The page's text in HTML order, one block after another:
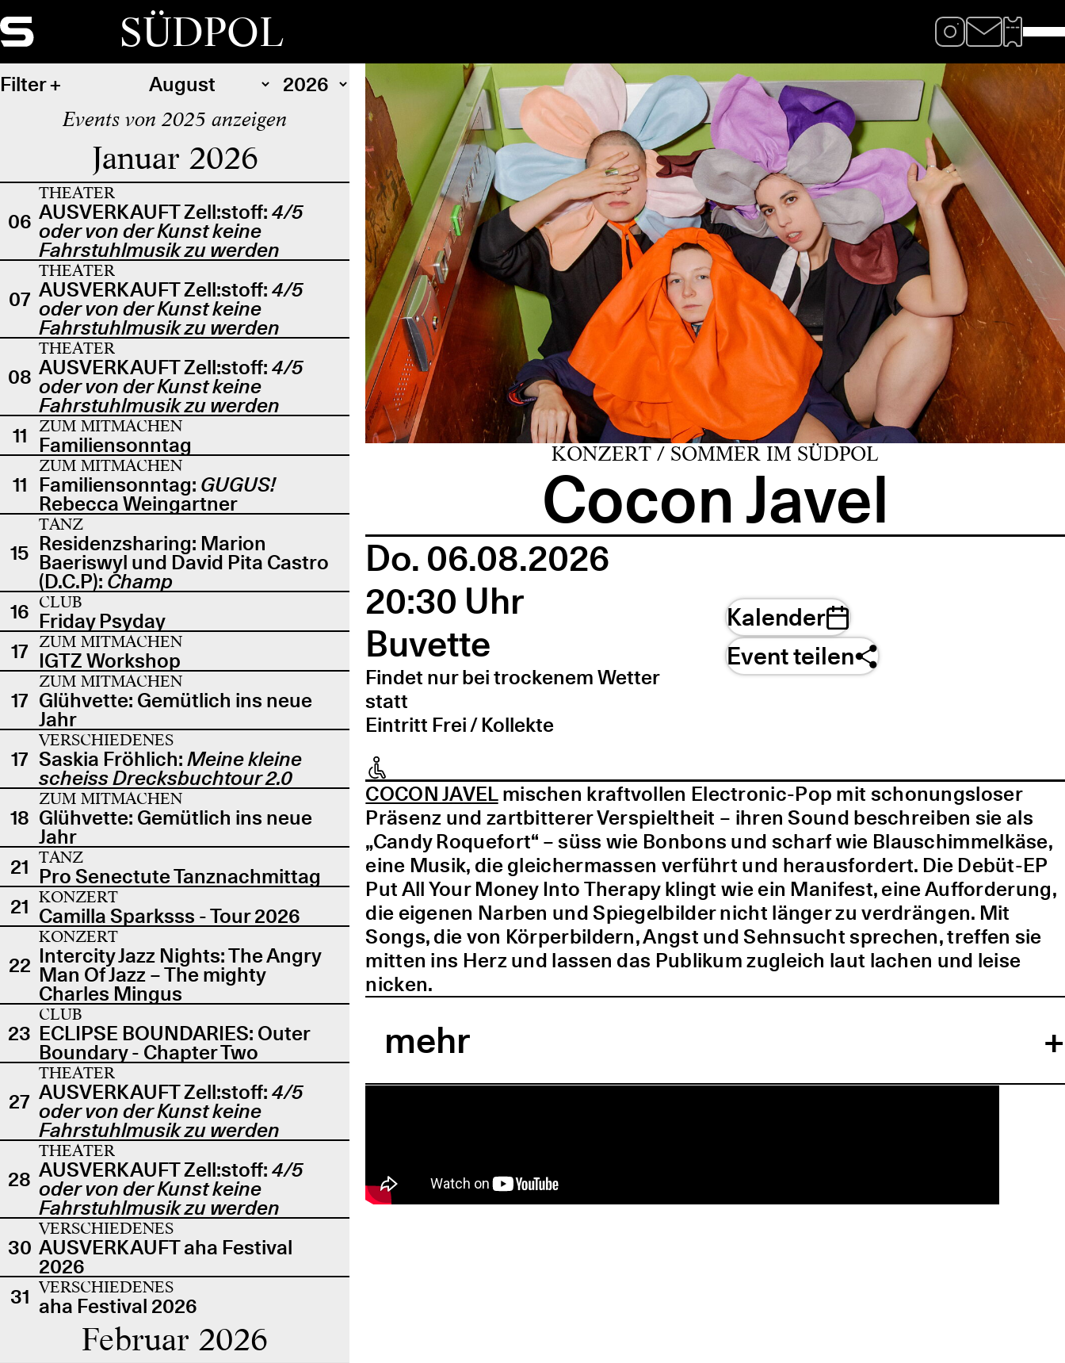
SÜDPOL
Filter
Events von 2025 anzeigen
Januar 2026
06
THEATER
AUSVERKAUFT Zell:stoff: 4/5
oder von der Kunst keine
Fahrstuhlmusik zu werden
07
THEATER
AUSVERKAUFT Zell:stoff: 4/5
oder von der Kunst keine
Fahrstuhlmusik zu werden
08
THEATER
AUSVERKAUFT Zell:stoff: 4/5
oder von der Kunst keine
Fahrstuhlmusik zu werden
11
ZUM MITMACHEN
Familiensonntag
11
ZUM MITMACHEN
Familiensonntag: GUGUS!
Rebecca Weingartner
15
TANZ
Residenzsharing: Marion
Baeriswyl und David Pita Castro
(D.C.P): Champ
16 CLUB
Friday Psyday
17 ZUM MITMACHEN
IGTZ Workshop
17
ZUM MITMACHEN
Glühvette: Gemütlich ins neue
Jahr
17
VERSCHIEDENES
Saskia Fröhlich: Meine kleine
scheiss Drecksbuchtour 2.0
18
ZUM MITMACHEN
Glühvette: Gemütlich ins neue
Jahr
21 TANZ
Pro Senectute Tanznachmittag
21 KONZERT
Camilla Sparksss - Tour 2026
22
KONZERT
Intercity Jazz Nights: The Angry
Man Of Jazz – The mighty
Charles Mingus
23
CLUB
ECLIPSE BOUNDARIES: Outer
Boundary - Chapter Two
27
THEATER
AUSVERKAUFT Zell:stoff: 4/5
oder von der Kunst keine
Fahrstuhlmusik zu werden
28
THEATER
AUSVERKAUFT Zell:stoff: 4/5
oder von der Kunst keine
Fahrstuhlmusik zu werden
30
VERSCHIEDENES
AUSVERKAUFT aha Festival
2026
31 VERSCHIEDENES
aha Festival 2026
Februar 2026
KONZERT / SOMMER IM SÜDPOL
Cocon Javel
Do. 06.08.2026
20:30 Uhr
Buvette
Findet nur bei trockenem Wetter
statt
Eintritt Frei / Kollekte
Kalender
Event teilen
COCON JAVELmischen kraftvollen Electronic-Pop mit schonungsloser
Präsenz und zartbitterer Verspieltheit – ihren Sound beschreiben sie als
„Candy Roquefort“ – süss wie Bonbons und scharf wie Blauschimmelkäse,
eine Musik, die gleichermassen verführt und herausfordert. Die Debüt-EP
Put All Your Money Into Therapy klingt wie ein Manifest, eine Aufforderung,
die eigenen Narben und Spiegelbilder nicht länger zu verdrängen. Mit
Songs, die von Körperbildern, Angst und Sehnsucht sprechen, treffen sie
mitten ins Herz und lassen das Publikum zugleich laut lachen und leise
nicken.
mehr